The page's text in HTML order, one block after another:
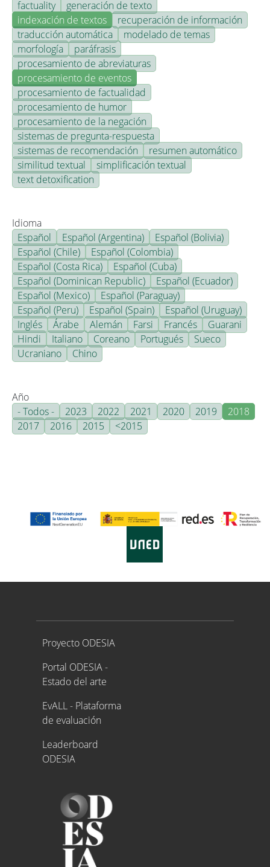
factuality
generación de texto
indexación de textos
recuperación de información
traducción automática
modelado de temas
morfología
paráfrasis
procesamiento de abreviaturas
procesamiento de eventos
procesamiento de factualidad
procesamiento de humor
procesamiento de la negación
sistemas de pregunta-respuesta
sistemas de recomendación
resumen automático
similitud textual
simplificación textual
text detoxification
Idioma
Español
Español (Argentina)
Español (Bolivia)
Español (Chile)
Español (Colombia)
Español (Costa Rica)
Español (Cuba)
Español (Dominican Republic)
Español (Ecuador)
Español (Mexico)
Español (Paraguay)
Español (Peru)
Español (Spain)
Español (Uruguay)
Inglés
Árabe Alemán Farsi Francés
Guarani
Hindi
Italiano Coreano Portugués
Sueco
Ucraniano
Chino
Año
- Todos -
2023 2022 2021 2020 2019
2018
2017
2016 2015 <2015
Proyecto ODESIA
Proyecto ODESIA
Portal ODESIA -
Estado del arte
EvALL - Plataforma
de evaluación
Leaderboard
ODESIA